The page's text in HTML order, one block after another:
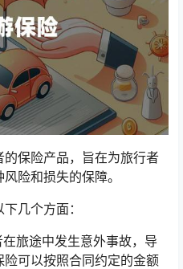
保险产品，旨在为旅行者
险和损失的保障。
几个方面：
旅途中发生意外事故，导
可以按照合同约定的金额